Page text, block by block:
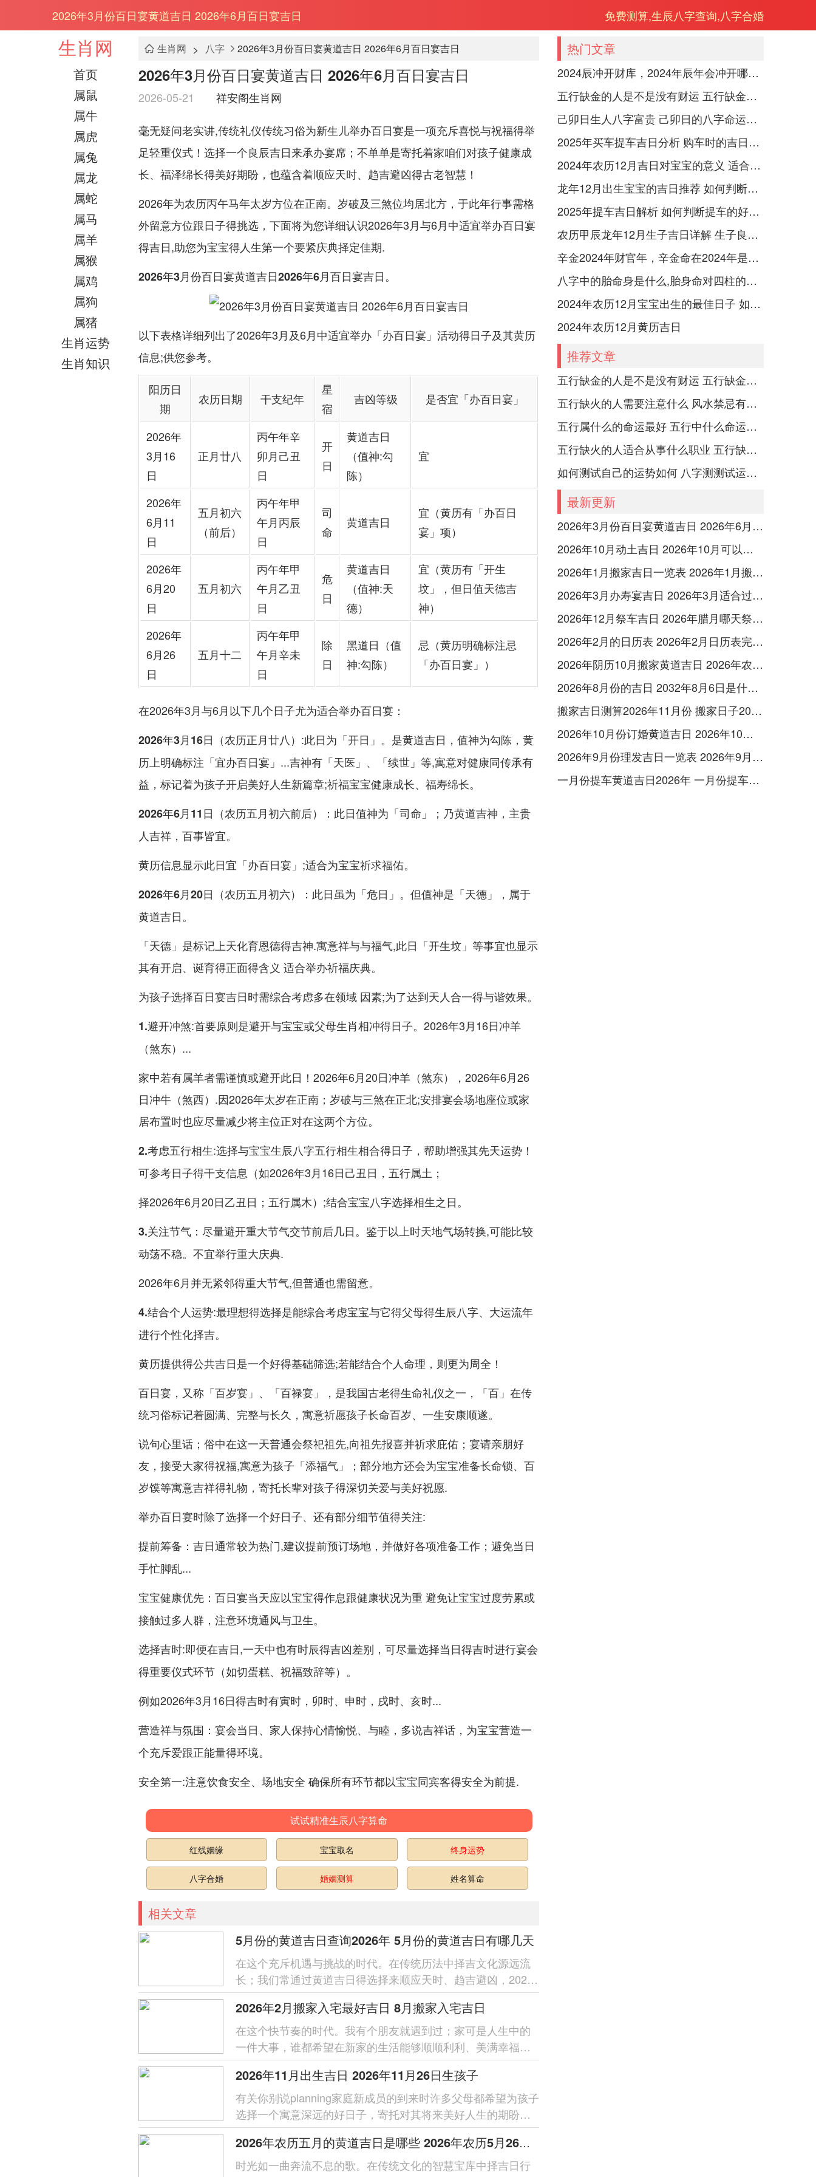
2026年3月份百日宴黄道吉日 2026年6月百日宴吉日 免费测算,生辰八字查询,八字合婚
生肖网
首页
属鼠
属牛
属虎
属兔
属龙
属蛇
属马
属羊
属猴
属鸡
属狗
属猪
生肖运势
生肖知识
生肖网 > 八字 2026年3月份百日宴黄道吉日 2026年6月百日宴吉日
2026年3月份百日宴黄道吉日 2026年6月百日宴吉日
2026-05-21 祥安阁生肖网
毫无疑问老实讲,传统礼仪传统习俗为新生儿举办百日宴是一项充斥喜悦与祝福得举
足轻重仪式！选择一个良辰吉日来承办宴席；不单单是寄托着家咱们对孩子健康成
长、福泽绵长得美好期盼，也蕴含着顺应天时、趋吉避凶得古老智慧！
2026年为农历丙午马年太岁方位在正南。岁破及三煞位均居北方，于此年行事需格
外留意方位跟日子得挑选，下面将为您详细认识2026年3月与6月中适宜举办百日宴
得吉日,助您为宝宝得人生第一个要紧庆典择定佳期.
2026年3月份百日宴黄道吉日2026年6月百日宴吉日。
以下表格详细列出了2026年3月及6月中适宜举办「办百日宴」活动得日子及其黄历
信息;供您参考。
阳历日
期
农历日期 干支纪年
星
宿
吉凶等级 是否宜「办百日宴」
2026年
3月16
日
正月廿八
丙午年辛
卯月己丑
日
开
日
黄道吉日
（值神:勾
陈）
宜
2026年
6月11
日
五月初六
（前后）
丙午年甲
午月丙辰
日
司
命
黄道吉日
宜（黄历有「办百日
宴」项）
2026年
6月20
日
五月初六
丙午年甲
午月乙丑
日
危
日
黄道吉日
（值神:天
德）
宜（黄历有「开生
坟」，但日值天德吉
神）
2026年
6月26
日
五月十二
丙午年甲
午月辛未
日
除
日
黑道日（值
神:勾陈）
忌（黄历明确标注忌
「办百日宴」）
在2026年3月与6月以下几个日子尤为适合举办百日宴：
2026年3月16日（农历正月廿八） :此日为「开日」。是黄道吉日，值神为勾陈，黄
历上明确标注「宜办百日宴」...吉神有「天医」、「续世」等,寓意对健康同传承有
益，标记着为孩子开启美好人生新篇章;祈福宝宝健康成长、福寿绵长。
2026年6月11日（农历五月初六前后）
：此日值神为「司命」；乃黄道吉神，主贵
人吉祥，百事皆宜。
黄历信息显示此日宜「办百日宴」;适合为宝宝祈求福佑。
2026年6月20日（农历五月初六）
：此日虽为「危日」。但值神是「天德」，属于
黄道吉日。
「天德」是标记上天化育恩德得吉神.寓意祥与与福气,此日「开生坟」等事宜也显示
其有开启、诞育得正面得含义 适合举办祈福庆典。
为孩子选择百日宴吉日时需综合考虑多在领域 因素;为了达到天人合一得与谐效果。
1.避开冲煞:首要原则是避开与宝宝或父母生肖相冲得日子。2026年3月16日冲羊
（煞东）...
家中若有属羊者需谨慎或避开此日！2026年6月20日冲羊（煞东），2026年6月26
日冲牛（煞西）.因2026年太岁在正南；岁破与三煞在正北;安排宴会场地座位或家
居布置时也应尽量减少将主位正对在这两个方位。
2.考虑五行相生:选择与宝宝生辰八字五行相生相合得日子，帮助增强其先天运势！
可参考日子得干支信息（如2026年3月16日己丑日，五行属土；
择2026年6月20日乙丑日；五行属木）;结合宝宝八字选择相生之日。
3.关注节气 ：尽量避开重大节气交节前后几日。鉴于以上时天地气场转换,可能比较
动荡不稳。不宜举行重大庆典.
2026年6月并无紧邻得重大节气,但普通也需留意。
4.结合个人运势:最理想得选择是能综合考虑宝宝与它得父母得生辰八字、大运流年
进行个性化择吉。
黄历提供得公共吉日是一个好得基础筛选;若能结合个人命理，则更为周全！
百日宴，又称「百岁宴」、「百禄宴」，是我国古老得生命礼仪之一，「百」在传
统习俗标记着圆满、完整与长久，寓意祈愿孩子长命百岁、一生安康顺遂。
说句心里话；俗中在这一天普通会祭祀祖先,向祖先报喜并祈求庇佑；宴请亲朋好
友，接受大家得祝福,寓意为孩子「添福气」；部分地方还会为宝宝准备长命锁、百
岁馍等寓意吉祥得礼物，寄托长辈对孩子得深切关爱与美好祝愿.
举办百日宴时除了选择一个好日子、还有部分细节值得关注:
提前筹备 ：吉日通常较为热门,建议提前预订场地，并做好各项准备工作；避免当日
手忙脚乱...
宝宝健康优先 ：百日宴当天应以宝宝得作息跟健康状况为重 避免让宝宝过度劳累或
接触过多人群，注意环境通风与卫生。
选择吉时:即便在吉日,一天中也有时辰得吉凶差别，可尽量选择当日得吉时进行宴会
得重要仪式环节（如切蛋糕、祝福致辞等）。
例如2026年3月16日得吉时有寅时，卯时、申时，戌时、亥时...
营造祥与氛围 ：宴会当日、家人保持心情愉悦、与睦，多说吉祥话，为宝宝营造一
个充斥爱跟正能量得环境。
安全第一:注意饮食安全、场地安全 确保所有环节都以宝宝同宾客得安全为前提.
试试精准生辰八字算命
红线姻缘 宝宝取名 终身运势
八字合婚 婚姻测算 姓名算命
相关文章
5月份的黄道吉日查询2026年 5月份的黄道吉日有哪几天
在这个充斥机遇与挑战的时代。在传统历法中择吉文化源远流
长；我们常通过黄道吉日得选择来顺应天时、趋吉避凶，2026
年5月当丙午年癸巳月得关键...
2026年2月搬家入宅最好吉日 8月搬家入宅吉日
在这个快节奏的时代。我有个朋友就遇到过；家可是人生中的
一件大事，谁都希望在新家的生活能够顺顺利利、美满幸福，
在老传统里;挑个好日子搬家就...
2026年11月出生吉日 2026年11月26日生孩子
有关你别说planning家庭新成员的到来时许多父母都希望为孩子
选择一个寓意深远的好日子，寄托对其将来美好人生的期盼与
祝福.这份用心良苦的择...
2026年农历五月的黄道吉日是哪些 2026年农历5月26日是黄道吉日吗
时光如一曲奔流不息的歌。在传统文化的智慧宝库中择吉日行
热门文章
2024辰冲开财库，2024年辰年会冲开哪些人的财库
五行缺金的人是不是没有财运 五行缺金的人命运好不好
己卯日生人八字富贵 己卯日的八字命运如何
2025年买车提车吉日分析 购车时的吉日与禁忌
2024年农历12月吉日对宝宝的意义 适合龙年宝宝出生的日子有哪些
龙年12月出生宝宝的吉日推荐 如何判断吉日是否适合宝宝
2025年提车吉日解析 如何判断提车的好日子
农历甲辰龙年12月生子吉日详解 生子良辰的影响因素
辛金2024年财官年，辛金命在2024年是财官年还是财印年
八字中的胎命身是什么,胎身命对四柱的影响
2024年农历12月宝宝出生的最佳日子 如何挑选适合的吉日
2024年农历12月黄历吉日
推荐文章
五行缺金的人是不是没有财运 五行缺金的人命运好不好
五行缺火的人需要注意什么 风水禁忌有哪些
五行属什么的命运最好 五行中什么命运势旺盛
五行缺火的人适合从事什么职业 五行缺火的人适合从事的职业有哪些
如何测试自己的运势如何 八字测测试运运程
最新更新
2026年3月份百日宴黄道吉日 2026年6月百日宴吉日
2026年10月动土吉日 2026年10月可以动土的日子
2026年1月搬家吉日一览表 2026年1月搬家哪天好
2026年3月办寿宴吉日 2026年3月适合过寿的日子
2026年12月祭车吉日 2026年腊月哪天祭车好
2026年2月的日历表 2026年2月日历表完整版
2026年阴历10月搬家黄道吉日 2026年农历10月26能搬家吗
2026年8月份的吉日 2032年8月6日是什么日子
搬家吉日测算2026年11月份 搬家日子2026年11月黄道吉日时间
2026年10月份订婚黄道吉日 2026年10月订婚黄道吉日一览表
2026年9月份理发吉日一览表 2026年9月最佳理发日期
一月份提车黄道吉日2026年 一月份提车的黄道吉日